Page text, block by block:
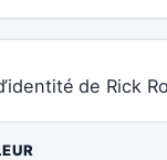
de Rick